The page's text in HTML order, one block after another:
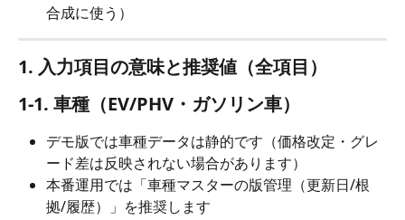
合成に使う）
1. 入力項目の意味と推奨値（全項目）
1-1. 車種（EV/PHV・ガソリン車）
デモ版では車種データは静的です（価格改定・グレ
ード差は反映されない場合があります）
本番運用では「車種マスターの版管理（更新日/根
拠/履歴）」を推奨します